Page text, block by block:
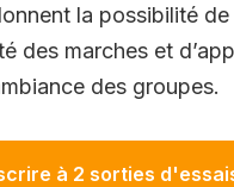
la possibilité de
des marches et
des groupes.
à 2 sorties